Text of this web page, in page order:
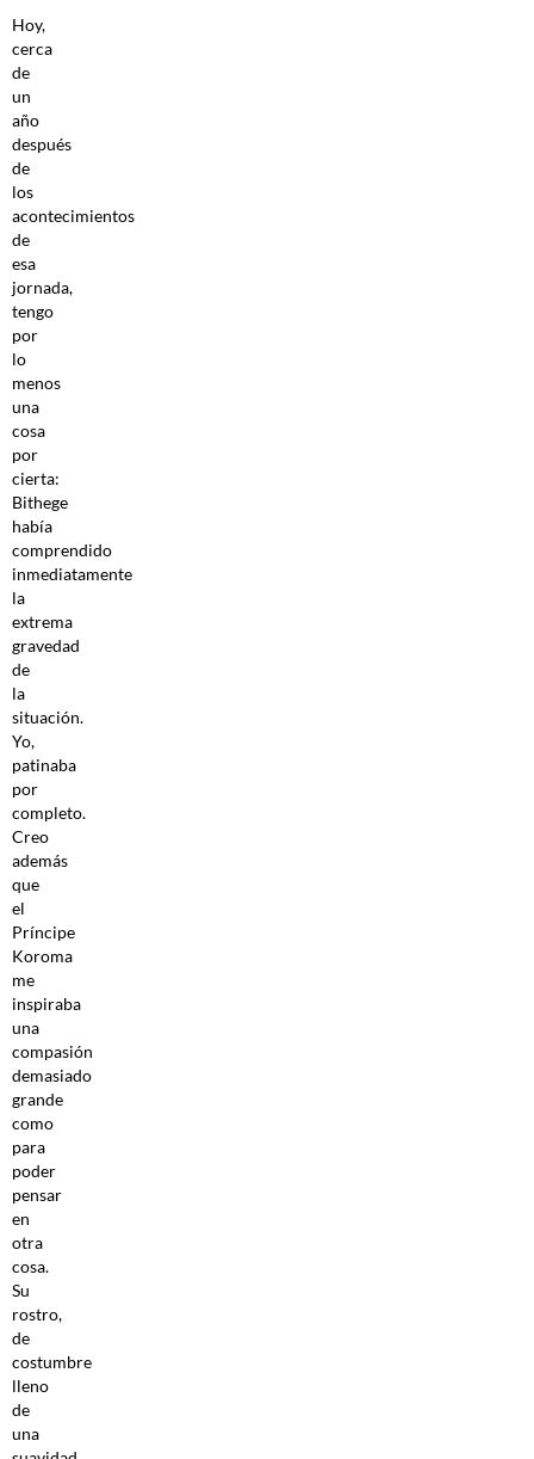
Hoy,
cerca
de
un
año
después
de
los
acontecimientos
de
esa
jornada,
tengo
por
lo
menos
una
cosa
por
cierta:
Bithege
había
comprendido
inmediatamente
la
extrema
gravedad
de
la
situación.
Yo,
patinaba
por
completo.
Creo
además
que
el
Príncipe
Koroma
me
inspiraba
una
compasión
demasiado
grande
como
para
poder
pensar
en
otra
cosa.
Su
rostro,
de
costumbre
lleno
de
una